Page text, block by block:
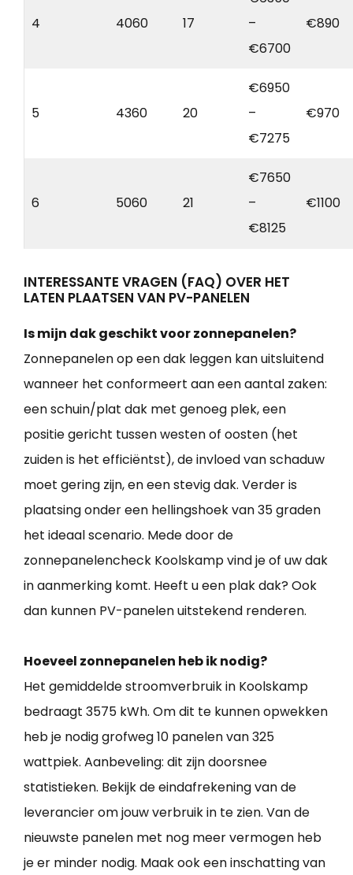
4 4060 17
–
€6700
€890
5 4360 20
€6950
–
€7275
€970
6 5060 21
€7650
–
€8125
€1100
INTERESSANTE VRAGEN (FAQ) OVER HET
LATEN PLAATSEN VAN PV-PANELEN
Is mijn dak geschikt voor zonnepanelen?
Zonnepanelen op een dak leggen kan uitsluitend
wanneer het conformeert aan een aantal zaken:
een schuin/plat dak met genoeg plek, een
positie gericht tussen westen of oosten (het
zuiden is het efficiëntst), de invloed van schaduw
moet gering zijn, en een stevig dak. Verder is
plaatsing onder een hellingshoek van 35 graden
het ideaal scenario. Mede door de
zonnepanelencheck Koolskamp vind je of uw dak
in aanmerking komt. Heeft u een plak dak? Ook
dan kunnen PV-panelen uitstekend renderen.
Hoeveel zonnepanelen heb ik nodig?
Het gemiddelde stroomverbruik in Koolskamp
bedraagt 3575 kWh. Om dit te kunnen opwekken
heb je nodig grofweg 10 panelen van 325
wattpiek. Aanbeveling: dit zijn doorsnee
statistieken. Bekijk de eindafrekening van de
leverancier om jouw verbruik in te zien. Van de
nieuwste panelen met nog meer vermogen heb
je er minder nodig. Maak ook een inschatting van